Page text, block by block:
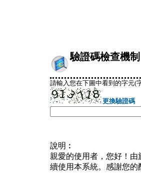
驗證碼檢查機制
請輸入您在下圖中看到的字元(
更換驗證碼
說明︰
親愛的使用者，您好！
續使用本系統。感謝您的